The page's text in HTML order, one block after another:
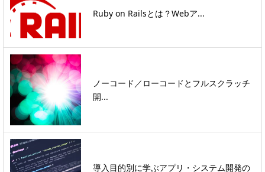
Ruby on Railsとは？Webア...
ノーコード／ローコードとフルスクラッチ
開...
導入目的別に学ぶアプリ・システム開発の